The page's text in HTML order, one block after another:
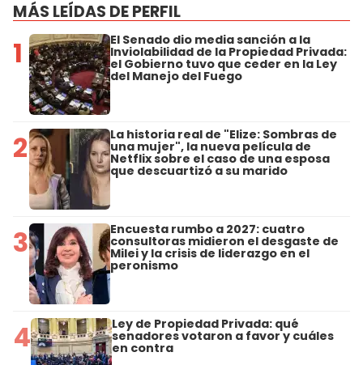
MÁS LEÍDAS DE PERFIL
1 El Senado dio media sanción a la
Inviolabilidad de la Propiedad Privada:
el Gobierno tuvo que ceder en la Ley
del Manejo del Fuego
2 La historia real de "Elize: Sombras de
una mujer", la nueva película de
Netflix sobre el caso de una esposa
que descuartizó a su marido
3 Encuesta rumbo a 2027: cuatro
consultoras midieron el desgaste de
Milei y la crisis de liderazgo en el
peronismo
4 Ley de Propiedad Privada: qué
senadores votaron a favor y cuáles
en contra